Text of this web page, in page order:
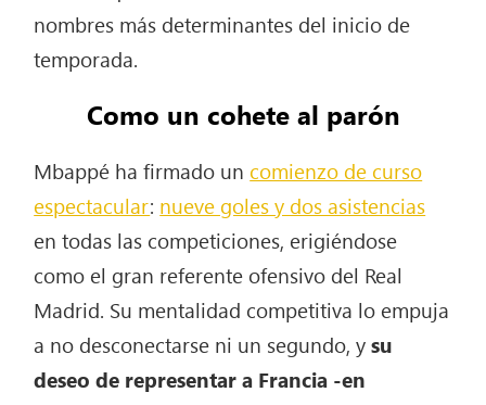
nombres más determinantes del inicio de
temporada.
Como un cohete al parón
Mbappé ha firmado un comienzo de curso
espectacular: nueve goles y dos asistencias
en todas las competiciones, erigiéndose
como el gran referente ofensivo del Real
Madrid. Su mentalidad competitiva lo empuja
a no desconectarse ni un segundo, ysu
deseo de representar a Francia -en